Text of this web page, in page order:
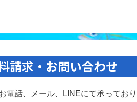
請求・お問い合わせ
電話、メール、
LINEにて承っており